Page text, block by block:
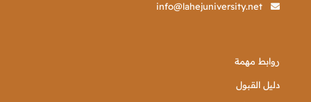
info@lahejuniversity.net
روابط مهمة
دليل القبول